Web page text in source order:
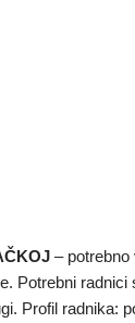
–
Potrebni
Profil radnika: